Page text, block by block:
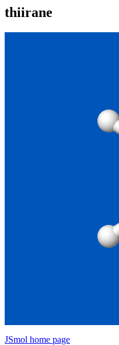
thiirane
JSmol home page